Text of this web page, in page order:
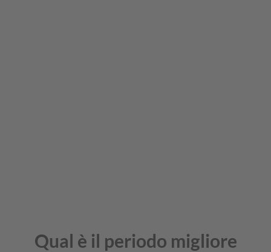
Qual è il periodo migliore